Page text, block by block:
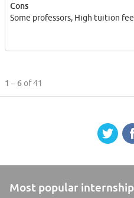
Cons
Some professors, High tuition
1 – 6of 41
Most popular